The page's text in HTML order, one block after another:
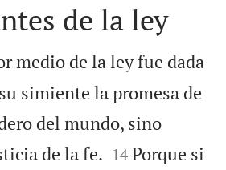
de la ley
medio de la ley fue dada
simiente la promesa de
del mundo, sino
de la fe. 

14 Porque si